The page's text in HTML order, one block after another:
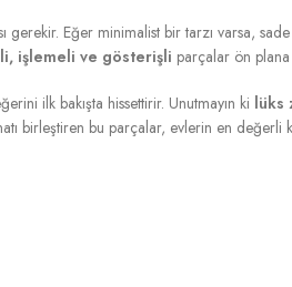
gerekir. Eğer minimalist bir tarzı varsa,
işlemeli ve gösterişli parçalar ön plana
ilk bakışta hissettirir. Unutmayın ki lüks
birleştiren bu parçalar, evlerin en değerli